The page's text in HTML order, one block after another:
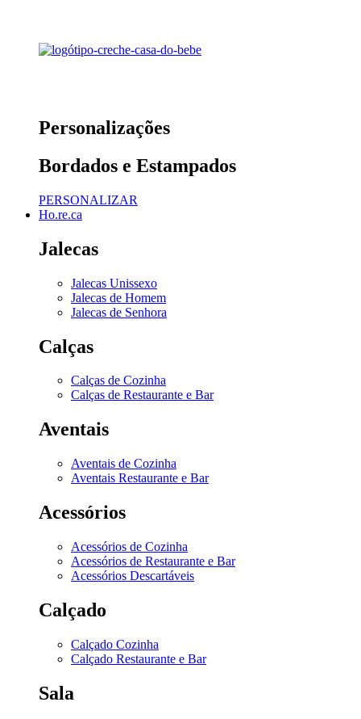
Personalizações
Bordados e Estampados
PERSONALIZAR
Ho.re.ca
Jalecas
Jalecas Unissexo
Jalecas de Homem
Jalecas de Senhora
Calças
Calças de Cozinha
Calças de Restaurante e Bar
Aventais
Aventais de Cozinha
Aventais Restaurante e Bar
Acessórios
Acessórios de Cozinha
Acessórios de Restaurante e Bar
Acessórios Descartáveis
Calçado
Calçado Cozinha
Calçado Restaurante e Bar
Sala